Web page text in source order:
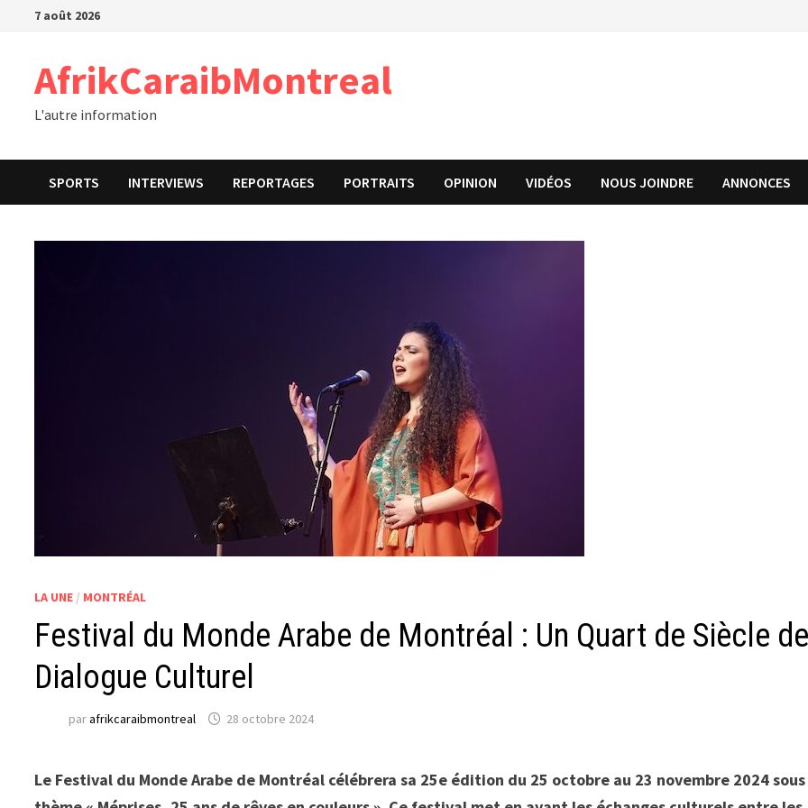
Passer7 août 2026
AfrikCaraibMontreal
L'autre information
SPORTS INTERVIEWS REPORTAGES PORTRAITS OPINION VIDÉOS NOUS JOINDRE ANNONCES
LA UNE / MONTRÉAL
Festival du Monde Arabe de Montréal : Un Quart de Siècle
Dialogue Culturel
parafrikcaraibmontreal 28 octobre 2024
Le Festival du Monde Arabe de Montréal célébrera sa 25e édition du 25 octobre au 23 novembre 2024